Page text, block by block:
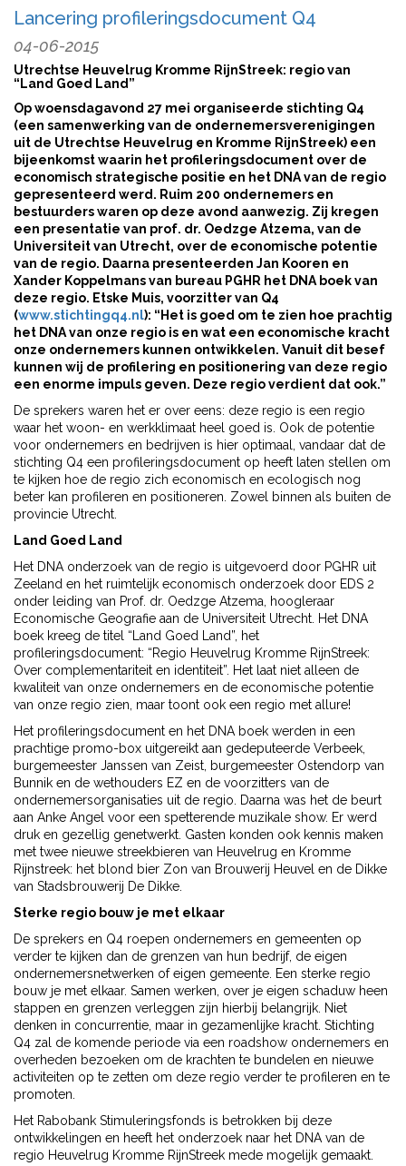
Lancering profileringsdocument Q4
04-06-2015
Utrechtse Heuvelrug Kromme RijnStreek: regio van
“Land Goed Land”
Op woensdagavond 27 mei organiseerde stichting Q4
(een samenwerking van de ondernemersverenigingen
uit de Utrechtse Heuvelrug en Kromme RijnStreek) een
bijeenkomst waarin het profileringsdocument over de
economisch strategische positie en het DNA van de regio
gepresenteerd werd. Ruim 200 ondernemers en
bestuurders waren op deze avond aanwezig. Zij kregen
een presentatie van prof. dr. Oedzge Atzema, van de
Universiteit van Utrecht, over de economische potentie
van de regio. Daarna presenteerden Jan Kooren en
Xander Koppelmans van bureau PGHR het DNA boek van
deze regio. Etske Muis, voorzitter van Q4
(www.stichtingq4.nl): “Het is goed om te zien hoe prachtig
het DNA van onze regio is en wat een economische kracht
onze ondernemers kunnen ontwikkelen. Vanuit dit besef
kunnen wij de profilering en positionering van deze regio
een enorme impuls geven. Deze regio verdient dat ook.”
De sprekers waren het er over eens: deze regio is een regio
waar het woon- en werkklimaat heel goed is. Ook de potentie
voor ondernemers en bedrijven is hier optimaal, vandaar dat de
stichting Q4 een profileringsdocument op heeft laten stellen om
te kijken hoe de regio zich economisch en ecologisch nog
beter kan profileren en positioneren. Zowel binnen als buiten de
provincie Utrecht.
Land Goed Land
Het DNA onderzoek van de regio is uitgevoerd door PGHR uit
Zeeland en het ruimtelijk economisch onderzoek door EDS 2
onder leiding van Prof. dr. Oedzge Atzema, hoogleraar
Economische Geografie aan de Universiteit Utrecht. Het DNA
boek kreeg de titel “Land Goed Land”, het
profileringsdocument: “Regio Heuvelrug Kromme RijnStreek:
Over complementariteit en identiteit”. Het laat niet alleen de
kwaliteit van onze ondernemers en de economische potentie
van onze regio zien, maar toont ook een regio met allure!
Het profileringsdocument en het DNA boek werden in een
prachtige promo-box uitgereikt aan gedeputeerde Verbeek,
burgemeester Janssen van Zeist, burgemeester Ostendorp van
Bunnik en de wethouders EZ en de voorzitters van de
ondernemersorganisaties uit de regio. Daarna was het de beurt
aan Anke Angel voor een spetterende muzikale show. Er werd
druk en gezellig genetwerkt. Gasten konden ook kennis maken
met twee nieuwe streekbieren van Heuvelrug en Kromme
Rijnstreek: het blond bier Zon van Brouwerij Heuvel en de Dikke
van Stadsbrouwerij De Dikke.
Sterke regio bouw je met elkaar
De sprekers en Q4 roepen ondernemers en gemeenten op
verder te kijken dan de grenzen van hun bedrijf, de eigen
ondernemersnetwerken of eigen gemeente. Een sterke regio
bouw je met elkaar. Samen werken, over je eigen schaduw heen
stappen en grenzen verleggen zijn hierbij belangrijk. Niet
denken in concurrentie, maar in gezamenlijke kracht. Stichting
Q4 zal de komende periode via een roadshow ondernemers en
overheden bezoeken om de krachten te bundelen en nieuwe
activiteiten op te zetten om deze regio verder te profileren en te
promoten.
Het Rabobank Stimuleringsfonds is betrokken bij deze
ontwikkelingen en heeft het onderzoek naar het DNA van de
regio Heuvelrug Kromme RijnStreek mede mogelijk gemaakt.